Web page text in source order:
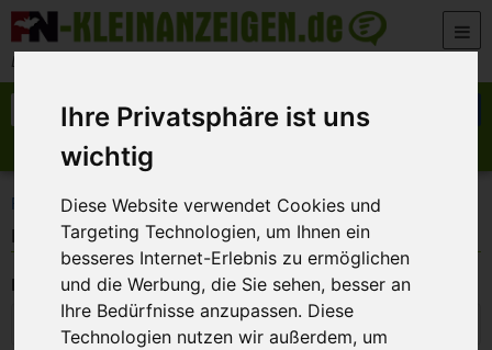
Ihre Privatsphäre ist uns
wichtig
Diese Website verwendet Cookies und
Targeting Technologien, um Ihnen ein
besseres Internet-Erlebnis zu ermöglichen
und die Werbung, die Sie sehen, besser an
Ihre Bedürfnisse anzupassen. Diese
Technologien nutzen wir außerdem, um
Zum Inhalt springen
Der beste Platz für deine kostenlose Anzeige
Suche nach:
Anzeige aufgeben
FN-Kleinanzeigen>Login
Login
E-Mail: